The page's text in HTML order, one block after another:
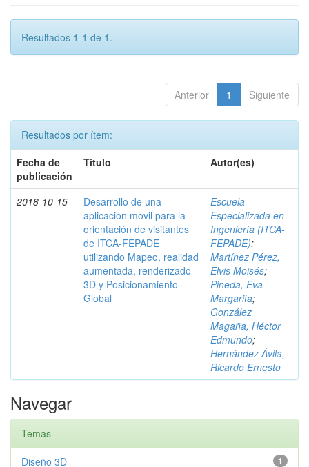
Resultados 1-1 de 1.
Anterior 1 Siguiente
Resultados por ítem:
Fecha de
publicación
Título Autor(es)
2018-10-15
Desarrollo de una
aplicación móvil para la
orientación de visitantes
de ITCA-FEPADE
utilizando Mapeo, realidad
aumentada, renderizado
3D y Posicionamiento
Global
Escuela
Especializada en
Ingeniería (ITCA-
FEPADE);
Martínez Pérez,
Elvis Moisés;
Pineda, Eva
Margarita;
González
Magaña, Héctor
Edmundo;
Hernández Ávila,
Ricardo Ernesto
Navegar
Temas
1
Diseño 3D